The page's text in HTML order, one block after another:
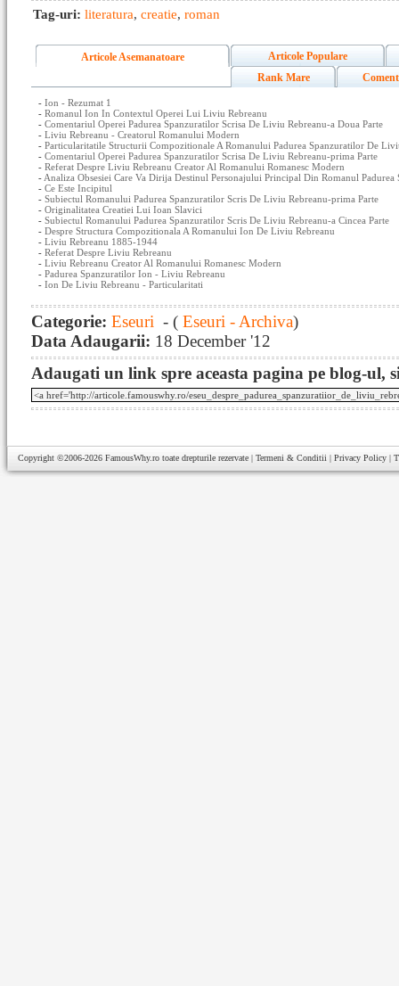
Tag-uri: literatura, creatie, roman
Articole Asemanatoare
Articole Populare
Rank Mare
- Ion - Rezumat 1
- Romanul Ion In Contextul Operei Lui Liviu Rebreanu
- Comentariul Operei Padurea Spanzuratilor Scrisa De Liviu Rebreanu-a Doua Parte
- Liviu Rebreanu - Creatorul Romanului Modern
- Particularitatile Structurii Compozitionale A Romanului Padurea Spanzuratilor De
- Comentariul Operei Padurea Spanzuratilor Scrisa De Liviu Rebreanu-prima Parte
- Referat Despre Liviu Rebreanu Creator Al Romanului Romanesc Modern
- Analiza Obsesiei Care Va Dirija Destinul Personajului Principal Din Romanul
- Ce Este Incipitul
- Subiectul Romanului Padurea Spanzuratilor Scris De Liviu Rebreanu-prima Parte
- Originalitatea Creatiei Lui Ioan Slavici
- Subiectul Romanului Padurea Spanzuratilor Scris De Liviu Rebreanu-a Cincea Parte
- Despre Structura Compozitionala A Romanului Ion De Liviu Rebreanu
- Liviu Rebreanu 1885-1944
- Referat Despre Liviu Rebreanu
- Liviu Rebreanu Creator Al Romanului Romanesc Modern
- Padurea Spanzuratilor Ion - Liviu Rebreanu
- Ion De Liviu Rebreanu - Particularitati
Categorie: Eseuri - ( Eseuri - Archiva)
Data Adaugarii: 18 December '12
Adaugati un link spre aceasta pagina pe blog-ul,
Copyright ©2006-2026 FamousWhy.ro toate drepturile rezervate | Termeni & Conditii | Privacy Policy |